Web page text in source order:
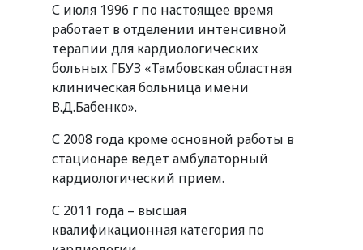
С июля 1996 г по настоящее время
работает в отделении интенсивной
терапии для кардиологических
больных ГБУЗ «Тамбовская областная
клиническая больница имени
В.Д.Бабенко».
С 2008 года кроме основной работы в
стационаре ведет амбулаторный
кардиологический прием.
С 2011 года – высшая
квалификационная категория по